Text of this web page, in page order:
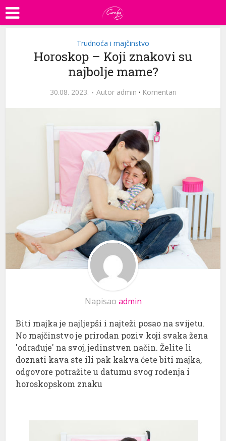
Trudnoća i majčinstvo
Horoskop – Koji znakovi su
najbolje mame?
30.08. 2023. Autor admin · Komentari
Napisao admin
Biti majka je najljepši i najteži posao na svijetu.
No majčinstvo je prirodan poziv koji svaka žena
'odrađuje' na svoj, jedinstven način. Želite li
doznati kava ste ili pak kakva ćete biti majka,
odgovore potražite u datumu svog rođenja i
horoskopskom znaku